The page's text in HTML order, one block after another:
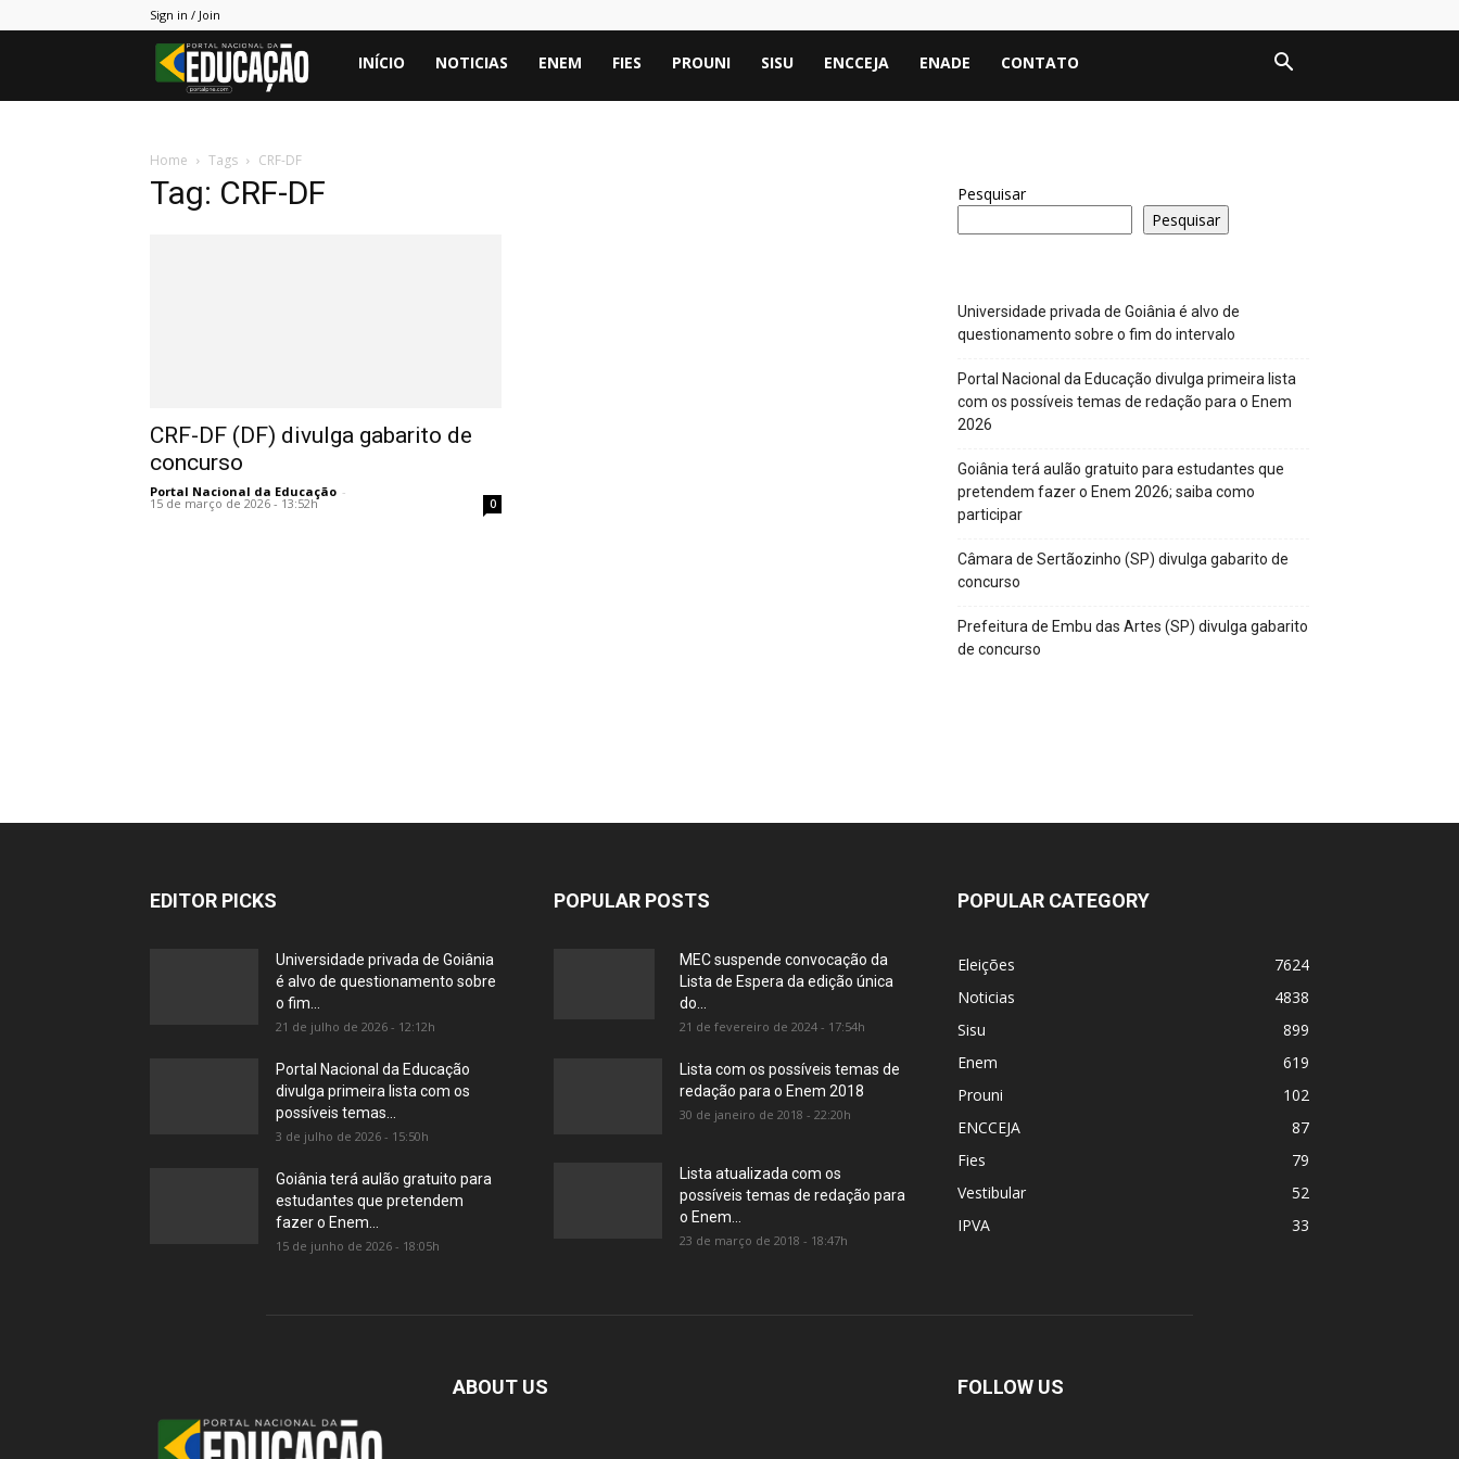
Sign in / Join
Portal
INÍCIO NOTICIAS ENEM FIES PROUNI SISU ENCCEJA ENADE CONTATO
Home Tags CRF-DF
Tag: CRF-DF
CRF-DF (DF) divulga gabarito de
concurso
Portal Nacional da Educação -
15 de março de 2026 - 13:52h 0
Pesquisar
Pesquisar
Universidade privada de Goiânia é alvo de
questionamento sobre o fim do intervalo
Portal Nacional da Educação divulga primeira lista
com os possíveis temas de redação para o Enem
2026
Goiânia terá aulão gratuito para estudantes que
pretendem fazer o Enem 2026; saiba como
participar
Câmara de Sertãozinho (SP) divulga gabarito de
concurso
Prefeitura de Embu das Artes (SP) divulga gabarito
de concurso
EDITOR PICKS
Universidade privada de Goiânia
é alvo de questionamento sobre
o fim...
21 de julho de 2026 - 12:12h
Portal Nacional da Educação
divulga primeira lista com os
possíveis temas...
3 de julho de 2026 - 15:50h
Goiânia terá aulão gratuito para
estudantes que pretendem
fazer o Enem...
15 de junho de 2026 - 18:05h
POPULAR POSTS
MEC suspende convocação da
Lista de Espera da edição única
do...
21 de fevereiro de 2024 - 17:54h
Lista com os possíveis temas de
redação para o Enem 2018
30 de janeiro de 2018 - 22:20h
Lista atualizada com os
possíveis temas de redação para
o Enem...
23 de março de 2018 - 18:47h
POPULAR CATEGORY
Eleições
7624
Noticias
4838
Sisu
899
Enem
619
Prouni
102
ENCCEJA
87
Fies
79
Vestibular
52
IPVA
33
ABOUT US FOLLOW US